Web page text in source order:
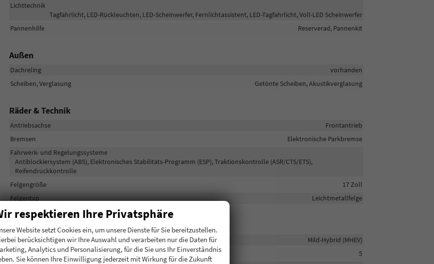
Lichttechnik
Tagfahrlicht, LED-Rückleuchten, LED-Scheinwerfer, Fernlichtassistent, LED-Tagfahrlicht, Voll-LED Scheinwerfer
Pannenhilfe
Reserverad, Pannenkit
Außen
Dachreling
vorhanden
Scheiben, Verglasung
Getönte Scheiben, Akustikverglasung
Räder & Technik
Antriebsachse
Frontantrieb
Bremsen
Elektronische Parkbremse
Fahrwerk- und Regelungssysteme
Antiblockiersystem (ABS), Elektronisches Stabilitäts-Programm (ESP), Traktionskontrolle (ASR/CTS/ETS),
Reifendruckkontrolle
Felgengröße
17 Zoll
Felgentyp
Leichtmetallfelge
Sonstiges
Antriebsart
Mild-Hybrid (MHEV)
Anzahl Sitzplätze
5
respektieren Ihre Privatsphäre
Website setzt Cookies ein, um unsere Dienste für Sie bereitzustellen.
berücksichtigen wir Ihre Auswahl und verarbeiten nur die Daten für
Analytics und Personalisierung, für die Sie uns Ihr Einverständnis
Sie können Ihre Einwilligung jederzeit mit Wirkung für die Zukunft